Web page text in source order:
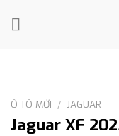
Ô TÔ MỚI / JAGUAR
Jaguar XF